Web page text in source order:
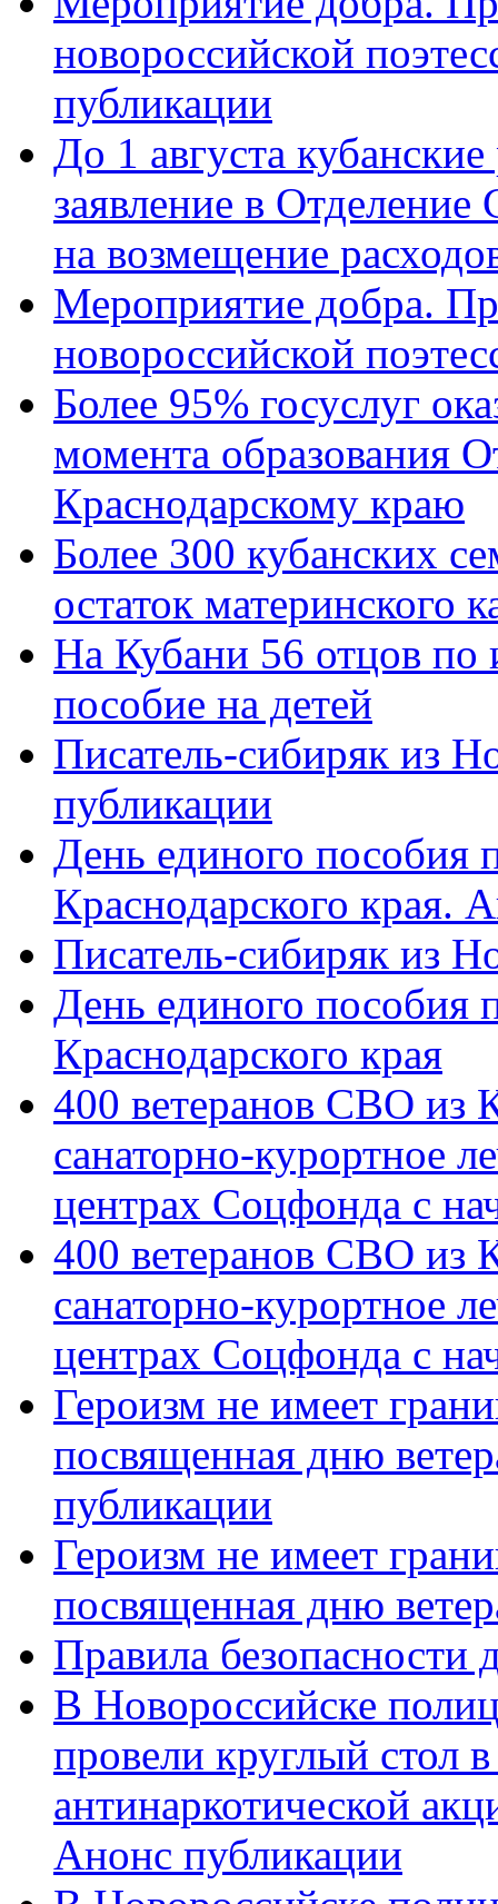
новороссийской
публикации
До 1 августа
заявление в
на возмещение
Мероприятие добра.
новороссийской
Более 95% госуслуг
момента образования
Краснодарскому краю
Более 300 кубанских
остаток материнского
На Кубани 56 отцов по
пособие на детей
Писатель-сибиряк из
публикации
День единого пособия
Краснодарского края.
Писатель-сибиряк из
День единого пособия
Краснодарского края
400 ветеранов СВО из
санаторно-курортное
центрах Соцфонда с
400 ветеранов СВО из
санаторно-курортное
центрах Соцфонда с
Героизм не имеет
посвященная дню
публикации
Героизм не имеет
посвященная дню
Правила безопасности
В Новороссийске
провели круглый стол
антинаркотической
Анонс публикации